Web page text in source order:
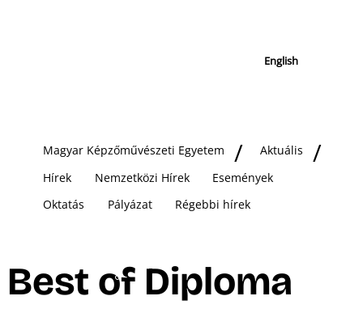
English
Magyar Képzőművészeti Egyetem
Aktuális
Hírek
Nemzetközi Hírek
Események
Oktatás
Pályázat Régebbi hírek
Best of Diploma